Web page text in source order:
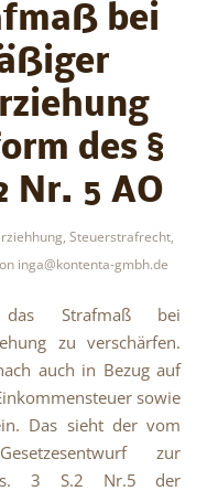
bei
des §
Nr. 5 AO
,Steuerstrafrecht,
inga@kontenta-gmbh.de
Strafmaß bei
zu verschärfen.
auch in Bezug auf
sowie
Das sieht der vom
zur
3 S.2 Nr.5 der